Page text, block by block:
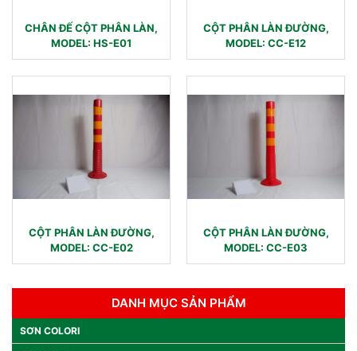
CHÂN ĐẾ CỘT PHÂN LÀN,
MODEL: HS-E01
CỘT PHÂN LÀN ĐƯỜNG,
MODEL: CC-E12
CỘT PHÂN LÀN ĐƯỜNG,
MODEL: CC-E02
CỘT PHÂN LÀN ĐƯỜNG,
MODEL: CC-E03
DANH MỤC SẢN PHẨM
SƠN COLORI